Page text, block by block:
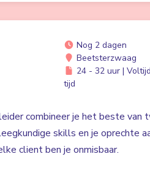
Nog 2 dagen
Beetsterzwaag
24 - 32 uur |
tijd
combineer je het beste van
skills en je oprechte
client ben je onmisbaar.